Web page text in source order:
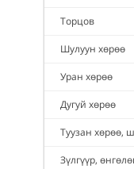
Торцов
Шулуун хөрөө
Уран хөрөө
Дугуй хөрөө
Туузан хөрөө,
Зүлгүүр,